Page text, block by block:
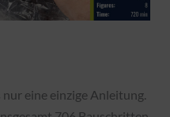
eine einzige Anleitung.